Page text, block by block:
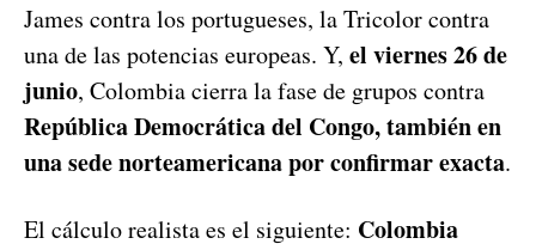
James contra los portugueses, la Tricolor contra
una de las potencias europeas. Y, el viernes 26 de
junio, Colombia cierra la fase de grupos contra
República Democrática del Congo, también en
una sede norteamericana por confirmar exacta.
El cálculo realista es el siguiente: Colombia